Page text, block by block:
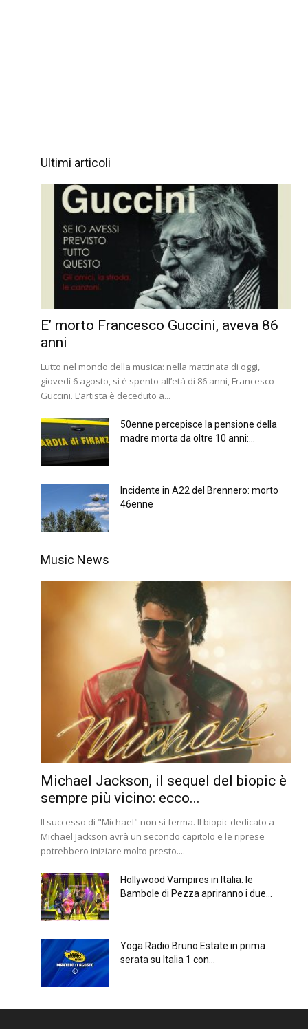
Ultimi articoli
E’ morto Francesco Guccini, aveva 86
anni
Lutto nel mondo della musica: nella mattinata di oggi,
giovedì 6 agosto, si è spento all’età di 86 anni, Francesco
Guccini. L’artista è deceduto a...
50enne percepisce la pensione della
madre morta da oltre 10 anni:...
Incidente in A22 del Brennero: morto
46enne
Music News
Michael Jackson, il sequel del biopic è
sempre più vicino: ecco...
Il successo di "Michael" non si ferma. Il biopic dedicato a
Michael Jackson avrà un secondo capitolo e le riprese
potrebbero iniziare molto presto....
Hollywood Vampires in Italia: le
Bambole di Pezza apriranno i due...
Yoga Radio Bruno Estate in prima
serata su Italia 1 con...